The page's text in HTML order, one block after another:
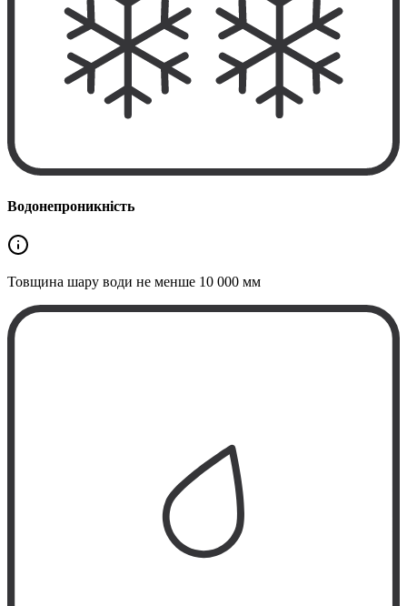
Водонепроникність
Товщина шару води не менше 10 000 мм